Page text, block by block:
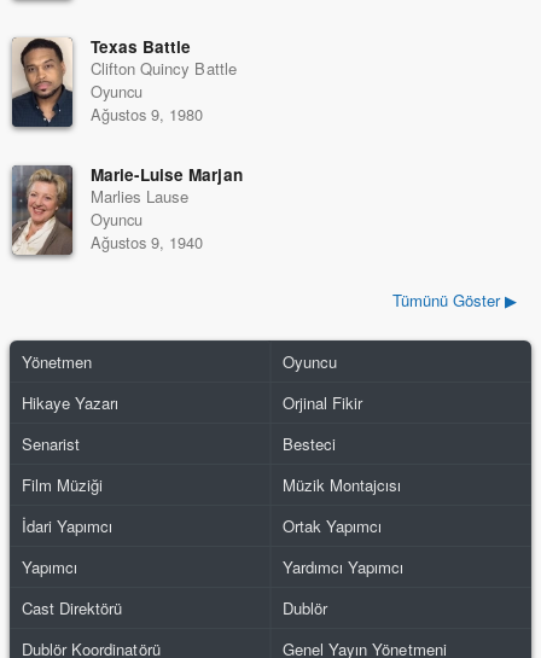
Texas Battle
Clifton Quincy Battle
Oyuncu
Ağustos 9, 1980
Marie-Luise Marjan
Marlies Lause
Oyuncu
Ağustos 9, 1940
Tümünü Göster ▶
Yönetmen
Oyuncu
Hikaye Yazarı
Orjinal Fikir
Senarist
Besteci
Film Müziği
Müzik Montajcısı
İdari Yapımcı
Ortak Yapımcı
Yapımcı
Yardımcı Yapımcı
Cast Direktörü
Dublör
Dublör Koordinatörü
Genel Yayın Yönetmeni